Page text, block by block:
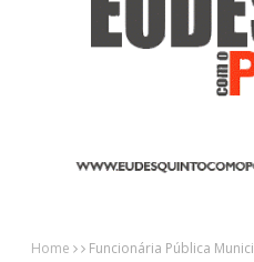
Home Funcionária Pública